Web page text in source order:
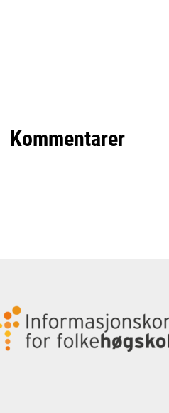
Kommentarer